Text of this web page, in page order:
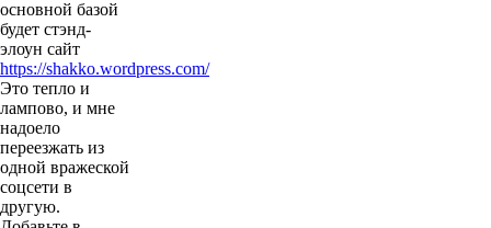
основной базой
будет стэнд-
элоун сайт
https://shakko.wordpress.com/
Это тепло и
лампово, и мне
надоело
переезжать из
одной вражеской
соцсети в
другую.